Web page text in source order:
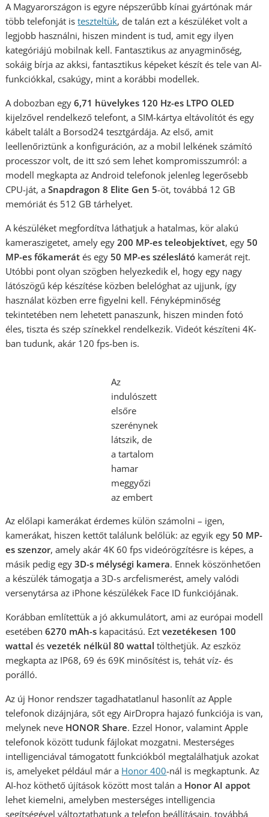
A Magyarországon is egyre népszerűbb kínai gyártónak már
több telefonját isteszteltük, de talán ezt a készüléket volt a
legjobb használni, hiszen mindent is tud, amit egy ilyen
kategóriájú mobilnak kell. Fantasztikus az anyagminőség,
sokáig bírja az akksi, fantasztikus képeket készít és tele van AI-
funkciókkal, csakúgy, mint a korábbi modellek.
A dobozban egy6,71 hüvelykes 120 Hz-es LTPO OLED
kijelzővel rendelkező telefont, a SIM-kártya eltávolítót és egy
kábelt talált a Borsod24 tesztgárdája. Az első, amit
leellenőriztünk a konfiguráción, az a mobil lelkének számító
processzor volt, de itt szó sem lehet kompromisszumról: a
modell megkapta az Android telefonok jelenleg legerősebb
CPU-ját, aSnapdragon 8 Elite Gen 5-öt, továbbá 12 GB
memóriát és 512 GB tárhelyet.
A készüléket megfordítva láthatjuk a hatalmas, kör alakú
kameraszigetet, amely egy200 MP-es teleobjektívet, egy50
MP-es főkamerátés egy50 MP-es széleslátó kamerát rejt.
Utóbbi pont olyan szögben helyezkedik el, hogy egy nagy
látószögű kép készítése közben belelóghat az ujjunk, így
használat közben erre figyelni kell. Fényképminőség
tekintetében nem lehetett panaszunk, hiszen minden fotó
éles, tiszta és szép színekkel rendelkezik. Videót készíteni 4K-
ban tudunk, akár 120 fps-ben is.
Az
indulószett
elsőre
szerénynek
látszik, de
a tartalom
hamar
meggyőzi
az embert
Az előlapi kamerákat érdemes külön számolni – igen,
kamerákat, hiszen kettőt találunk belőlük: az egyik egy50 MP-
es szenzor, amely akár 4K 60 fps videórögzítésre is képes, a
másik pedig egy3D-s mélységi kamera. Ennek köszönhetően
a készülék támogatja a 3D-s arcfelismerést, amely valódi
versenytársa az iPhone készülékek Face ID funkciójának.
Korábban említettük a jó akkumulátort, ami az európai modell
esetében6270 mAh-s kapacitású. Eztvezetékesen 100
wattal ésvezeték nélkül 80 wattal tölthetjük. Az eszköz
megkapta az IP68, 69 és 69K minősítést is, tehát víz- és
porálló.
Az új Honor rendszer tagadhatatlanul hasonlít az Apple
telefonok dizájnjára, sőt egy AirDropra hajazó funkciója is van,
melynek neve HONOR Share. Ezzel Honor, valamint Apple
telefonok között tudunk fájlokat mozgatni. Mesterséges
intelligenciával támogatott funkciókból megtalálhatjuk azokat
is, amelyeket például már a Honor 400-nál is megkaptunk. Az
AI-hoz köthető újítások között most talán a Honor AI appot
lehet kiemelni, amelyben mesterséges intelligencia
segítségével változtathatunk a telefon beállításain, továbbá